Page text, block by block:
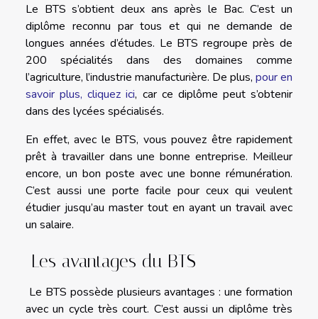
Le BTS s’obtient deux ans après le Bac. C’est un
diplôme reconnu par tous et qui ne demande de
longues années d’études. Le BTS regroupe près de
200 spécialités dans des domaines comme
l’agriculture, l’industrie manufacturière. De plus, pour en
savoir plus, cliquez ici, car ce diplôme peut s’obtenir
dans des lycées spécialisés.
En effet, avec le BTS, vous pouvez être rapidement
prêt à travailler dans une bonne entreprise. Meilleur
encore, un bon poste avec une bonne rémunération.
C’est aussi une porte facile pour ceux qui veulent
étudier jusqu’au master tout en ayant un travail avec
un salaire.
Les avantages du BTS
Le BTS possède plusieurs avantages : une formation
avec un cycle très court. C’est aussi un diplôme très